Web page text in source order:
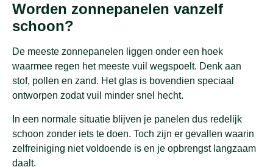
Worden zonnepanelen vanzelf
schoon?
De meeste zonnepanelen liggen onder een hoek
waarmee regen het meeste vuil wegspoelt. Denk aan
stof, pollen en zand. Het glas is bovendien speciaal
ontworpen zodat vuil minder snel hecht.
In een normale situatie blijven je panelen dus redelijk
schoon zonder iets te doen. Toch zijn er gevallen waarin
zelfreiniging niet voldoende is en je opbrengst langzaam
daalt.